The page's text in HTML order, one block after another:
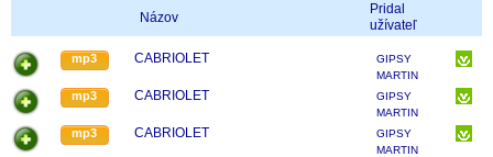
Názov
Pridal
užívateľ
mp3 CABRIOLET
GIPSY
MARTIN
TEPLIČKA
KLAUNI
mp3 CABRIOLET
GIPSY
MARTIN
TEPLIČKA
KLAUNI
mp3 CABRIOLET
GIPSY
MARTIN